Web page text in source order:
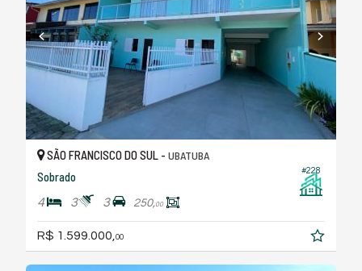
#228
SÃO FRANCISCO DO SUL - UBATUBA
Sobrado
4 3 3 250,00
R$ 1.599.000, 00